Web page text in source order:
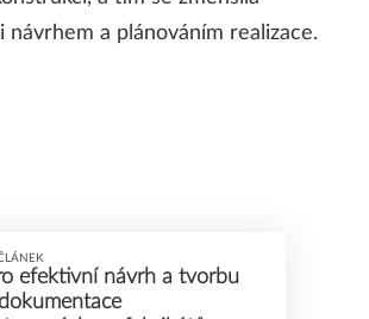
návrhem a plánováním realizace.
efektivní návrh a tvorbu